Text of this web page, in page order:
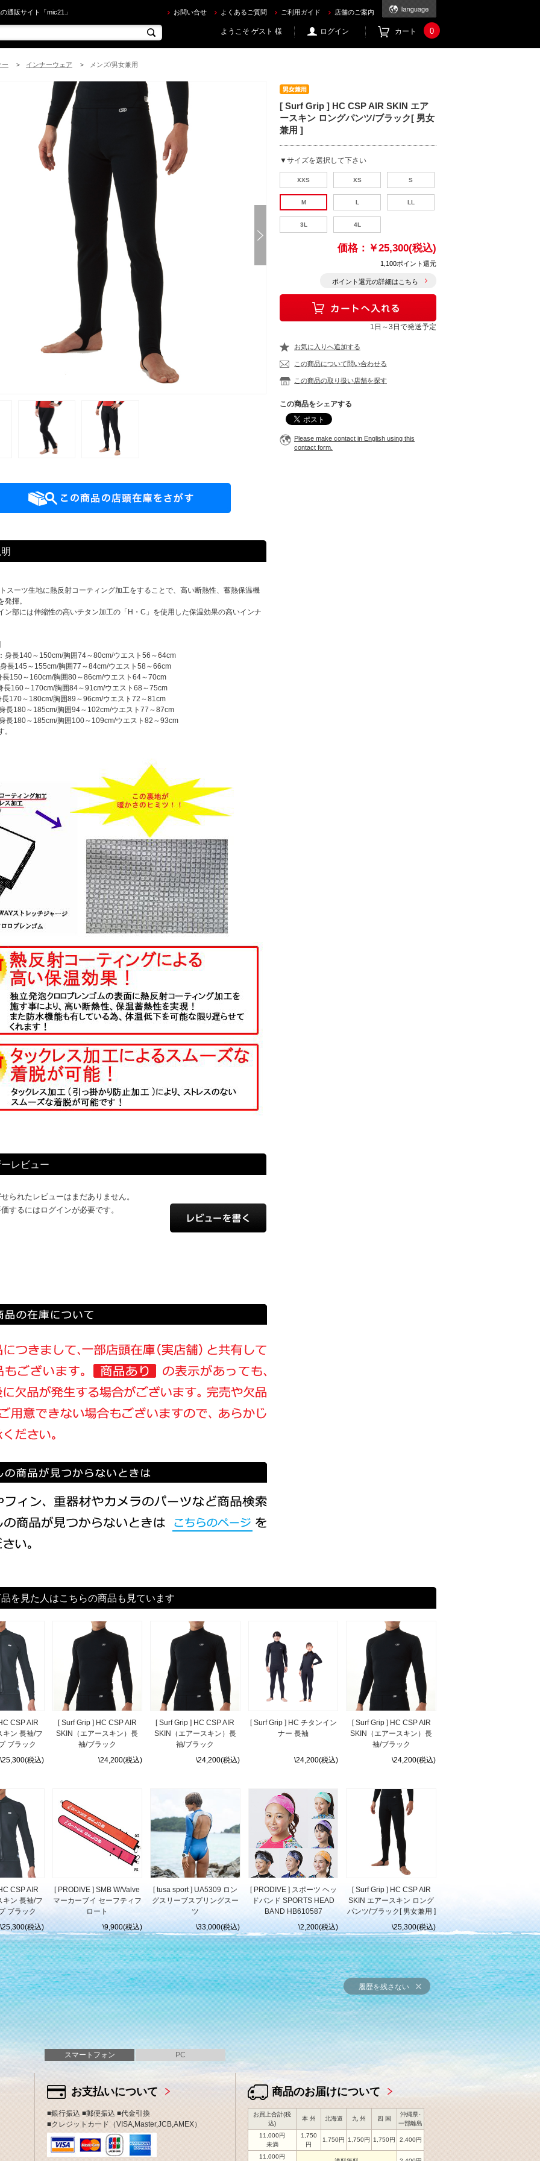
] HC CSP AIR SKIN エアースキン ロングパンツ/ブラック[ 男女兼用 ] を買うならec.mic21.com
通販サイト「mic21」 お問い合せ よくあるご質問 ご利用ガイド 店舗のご案内
ようこそ ゲスト 様 ログイン カート 0
ー > インナーウェア > メンズ/男女兼用
スーツ生地に熱反射コーティング加工をすることで、高い断熱性、蓄熱保温機
発揮。
ン部には伸縮性の高いチタン加工の「H・C」を使用した保温効果の高いインナ
身長140～150cm/胸囲74～80cm/ウエスト56～64cm
長145～155cm/胸囲77～84cm/ウエスト58～66cm
150～160cm/胸囲80～86cm/ウエスト64～70cm
160～170cm/胸囲84～91cm/ウエスト68～75cm
170～180cm/胸囲89～96cm/ウエスト72～81cm
長180～185cm/胸囲94～102cm/ウエスト77～87cm
長180～185cm/胸囲100～109cm/ウエスト82～93cm
レビュー
られたレビューはまだありません。
するにはログインが必要です。
[ Surf Grip ] HC CSP AIR SKIN エア
ースキン ロングパンツ/ブラック[ 男女
兼用 ]
▼サイズを選択して下さい
XXS XS S
M L LL
3L 4L
価格： ￥25,300(税込)
1,100ポイント還元
ポイント還元の詳細はこちら
1日～3日で発送予定
お気に入りへ追加する
この商品について問い合わせる
この商品の取り扱い店舗を探す
この商品をシェアする
Please make contact in English using this
contact form.
を見た人はこちらの商品も見ています
CSP AIR
キン 長袖/フ
ブラック
\25,300(税込)
[ Surf Grip ] HC CSP AIR
SKIN（エアースキン）長
袖/ブラック
\24,200(税込)
[ Surf Grip ] HC CSP AIR
SKIN（エアースキン）長
袖/ブラック
\24,200(税込)
[ Surf Grip ] HC チタンイン
ナー 長袖
\24,200(税込)
[ Surf Grip ] HC CSP AIR
SKIN（エアースキン）長
袖/ブラック
\24,200(税込)
CSP AIR
キン 長袖/フ
ブラック
\25,300(税込)
[ PRODIVE ] SMB W/Valve
マーカーブイ セーフティフ
ロート
\9,900(税込)
[ tusa sport ] UA5309 ロン
グスリーブスプリングスー
ツ
\33,000(税込)
[ PRODIVE ] スポーツ ヘッ
ドバンド SPORTS HEAD
BAND HB610587
\2,200(税込)
[ Surf Grip ] HC CSP AIR
SKIN エアースキン ロング
パンツ/ブラック[ 男女兼用 ]
\25,300(税込)
履歴を残さない
スマートフォン PC
お支払いについて
■銀行振込 ■郵便振込 ■代金引換
■クレジットカード（VISA,Master,JCB,AMEX）
商品のお届けについて
お買上合計(税
込)
本 州 北海道 九 州 四 国
沖縄県･
一部離島
11,000円
未満
1,750
円
1,750円 1,750円 1,750円 2,400円
11,000円